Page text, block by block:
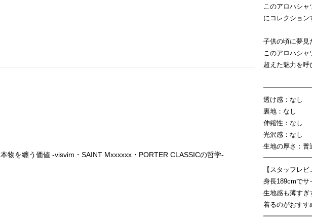
本物を纏う価値 -visvim・SAINT Mxxxxxx・PORTER CLASSICの哲学-
このアロハシ
にコレクション
子供の頃に夢見
このアロハシ
超えた魅力を呼
透け感：なし
裏地：なし
伸縮性：なし
光沢感：なし
生地の厚さ：普
【スタッフレ
身長189cmでサ
生地感も薄すぎ
着るのがおすす